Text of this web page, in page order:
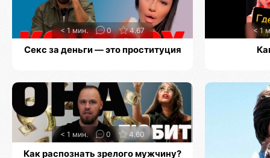
< 1 мин. 0 4.67
Секс за деньги — это проституция
< 1
< 1 мин. 0 4.60
Как распознать зрелого мужчину?